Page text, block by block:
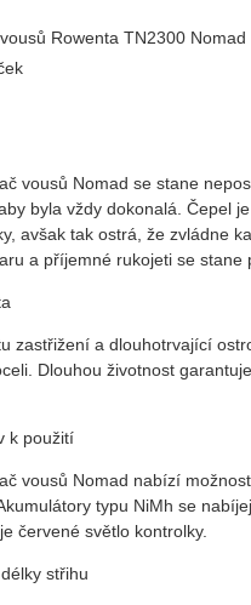
Rowenta TN2300 Nomad
vousů Nomad se stane
byla vždy dokonalá. Čepel
avšak tak ostrá, že zvládne
a příjemné rukojeti se
zastřižení a dlouhotrvající
Dlouhou životnost
k použití
vousů Nomad nabízí
typu NiMh se
červené světlo kontrolky.
střihu